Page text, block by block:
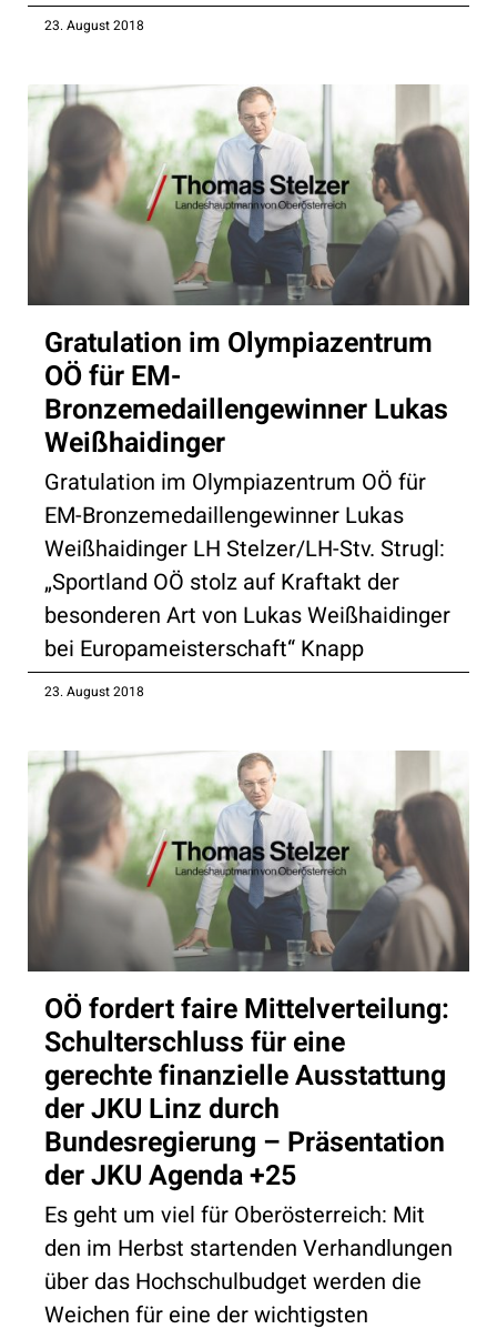
23. August 2018
Gratulation im Olympiazentrum
OÖ für EM-
Bronzemedaillengewinner Lukas
Weißhaidinger
Gratulation im Olympiazentrum OÖ für
EM-Bronzemedaillengewinner Lukas
Weißhaidinger LH Stelzer/LH-Stv. Strugl:
„Sportland OÖ stolz auf Kraftakt der
besonderen Art von Lukas Weißhaidinger
bei Europameisterschaft“ Knapp
23. August 2018
OÖ fordert faire Mittelverteilung:
Schulterschluss für eine
gerechte finanzielle Ausstattung
der JKU Linz durch
Bundesregierung – Präsentation
der JKU Agenda +25
Es geht um viel für Oberösterreich: Mit
den im Herbst startenden Verhandlungen
über das Hochschulbudget werden die
Weichen für eine der wichtigsten